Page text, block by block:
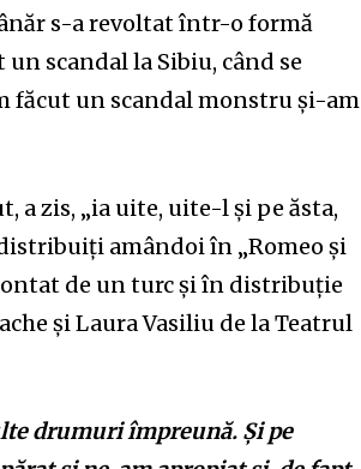
s-a revoltat într-o formă
scandal la Sibiu, când se
făcut un scandal monstru și-am
a zis, „ia uite, uite-l și pe ăsta,
amândoi în „Romeo și
de un turc și în distribuție
și Laura Vasiliu de la Teatrul
drumuri împreună. Și pe